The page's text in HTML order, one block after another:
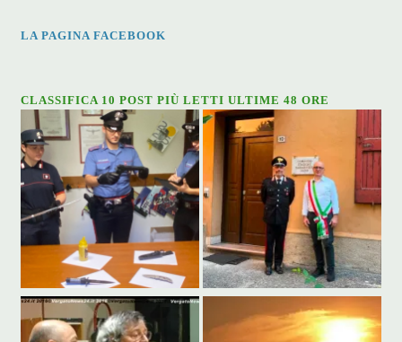
LA PAGINA FACEBOOK
CLASSIFICA 10 POST PIÙ LETTI ULTIME 48 ORE